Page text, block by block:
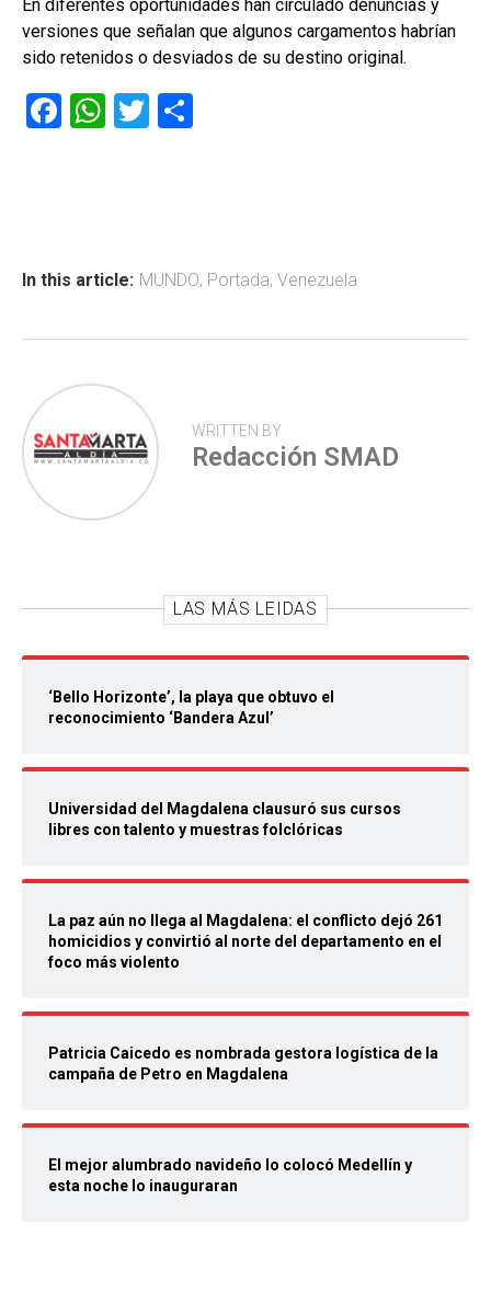
En diferentes oportunidades han circulado denuncias y
versiones que señalan que algunos cargamentos habrían
sido retenidos o desviados de su destino original.
F
ok
W
p
T
tir
In this article: MUNDO, Portada, Venezuela
WRITTEN BY
Redacción SMAD
LAS MÁS LEIDAS
‘Bello Horizonte’, la playa que obtuvo el
reconocimiento ‘Bandera Azul’
Universidad del Magdalena clausuró sus cursos
libres con talento y muestras folclóricas
La paz aún no llega al Magdalena: el conflicto dejó 261
homicidios y convirtió al norte del departamento en el
foco más violento
Patricia Caicedo es nombrada gestora logística de la
campaña de Petro en Magdalena
El mejor alumbrado navideño lo colocó Medellín y
esta noche lo inauguraran